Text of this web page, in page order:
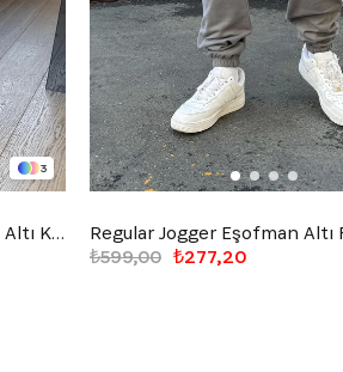
3
Basic Ayarlanabilir Paça Eşofman Altı Kahverengi
Regular Jogger Eşofman Altı
₺277,20
₺599,00